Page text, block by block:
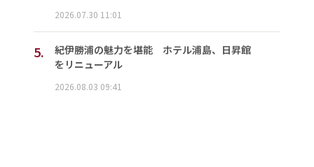
2026.07.30 11:01
5.
紀伊勝浦の魅力を堪能 ホテル浦島、日昇館
をリニューアル
2026.08.03 09:41